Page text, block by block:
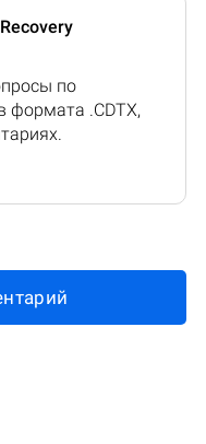
по
формата .CDTX,